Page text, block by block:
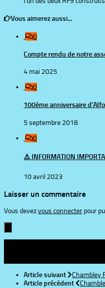
Vous aimerez aussi...
0
Compte rendu de notre
4 mai 2025
0
100ème anniversaire
5 septembre 2018
0
⚠️ INFORMATION
10 avril 2023
Laisser un commentaire
Vous devezvous connecter pour
Article suivant
Chambley
Article précédent